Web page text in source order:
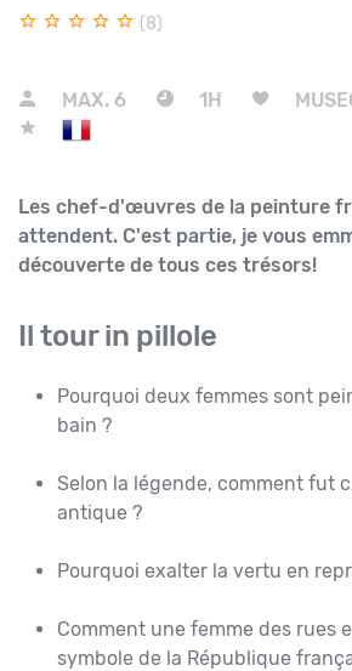
(8)
MAX. 6 1H
Les chef-d'œuvres de la peinture
attendent. C'est partie, je vous
découverte de tous ces trésors!
Il tour in pillole
Pourquoi deux femmes sont
bain ?
Selon la légende, comment fut
antique ?
Pourquoi exalter la vertu en
Comment une femme des rues
symbole de la République